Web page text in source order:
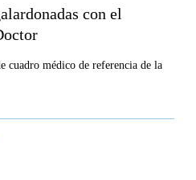
con el
cuadro médico de referencia de la